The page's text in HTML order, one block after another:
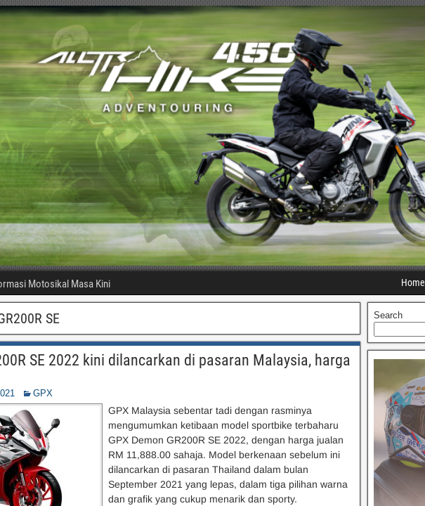
Motosikal Masa Kini Home
SE
SE 2022 kini dilancarkan di pasaran Malaysia, harga
GPX
GPX Malaysia sebentar tadi dengan rasminya
mengumumkan ketibaan model sportbike terbaharu
GPX Demon GR200R SE 2022, dengan harga jualan
RM 11,888.00 sahaja. Model berkenaan sebelum ini
dilancarkan di pasaran Thailand dalam bulan
September 2021 yang lepas, dalam tiga pilihan warna
dan grafik yang cukup menarik dan sporty.
Search